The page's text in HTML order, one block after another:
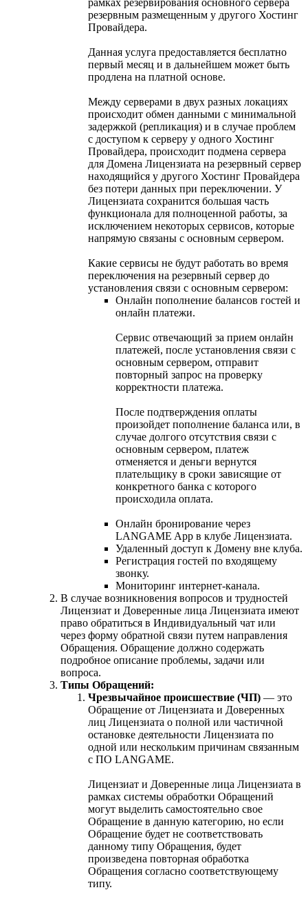
резервным размещенным у другого Хостинг
Провайдера.
Данная услуга предоставляется бесплатно
первый месяц и в дальнейшем может быть
продлена на платной основе.
Между серверами в двух разных локациях
происходит обмен данными с минимальной
задержкой (репликация) и в случае проблем
с доступом к серверу у одного Хостинг
Провайдера, происходит подмена сервера
для Домена Лицензиата на резервный сервер
находящийся у другого Хостинг Провайдера
без потери данных при переключении. У
Лицензиата сохранится большая часть
функционала для полноценной работы, за
исключением некоторых сервисов, которые
напрямую связаны с основным сервером.
Какие сервисы не будут работать во время
переключения на резервный сервер до
установления связи с основным сервером:
Онлайн пополнение балансов гостей и
онлайн платежи.
Сервис отвечающий за прием онлайн
платежей, после установления связи с
основным сервером, отправит
повторный запрос на проверку
корректности платежа.
После подтверждения оплаты
произойдет пополнение баланса или, в
случае долгого отсутствия связи с
основным сервером, платеж
отменяется и деньги вернутся
плательщику в сроки зависящие от
конкретного банка с которого
происходила оплата.
Онлайн бронирование через
LANGAME App в клубе Лицензиата.
Удаленный доступ к Домену вне клуба.
Регистрация гостей по входящему
звонку.
Мониторинг интернет-канала.
В случае возникновения вопросов и трудностей
Лицензиат и Доверенные лица Лицензиата имеют
право обратиться в Индивидуальный чат или
через форму обратной связи путем направления
Обращения. Обращение должно содержать
подробное описание проблемы, задачи или
вопроса.
Типы Обращений:
Чрезвычайное происшествие (ЧП) — это
Обращение от Лицензиата и Доверенных
лиц Лицензиата о полной или частичной
остановке деятельности Лицензиата по
одной или нескольким причинам связанным
с ПО LANGAME.
Лицензиат и Доверенные лица Лицензиата в
рамках системы обработки Обращений
могут выделить самостоятельно свое
Обращение в данную категорию, но если
Обращение будет не соответствовать
данному типу Обращения, будет
произведена повторная обработка
Обращения согласно соответствующему
типу.